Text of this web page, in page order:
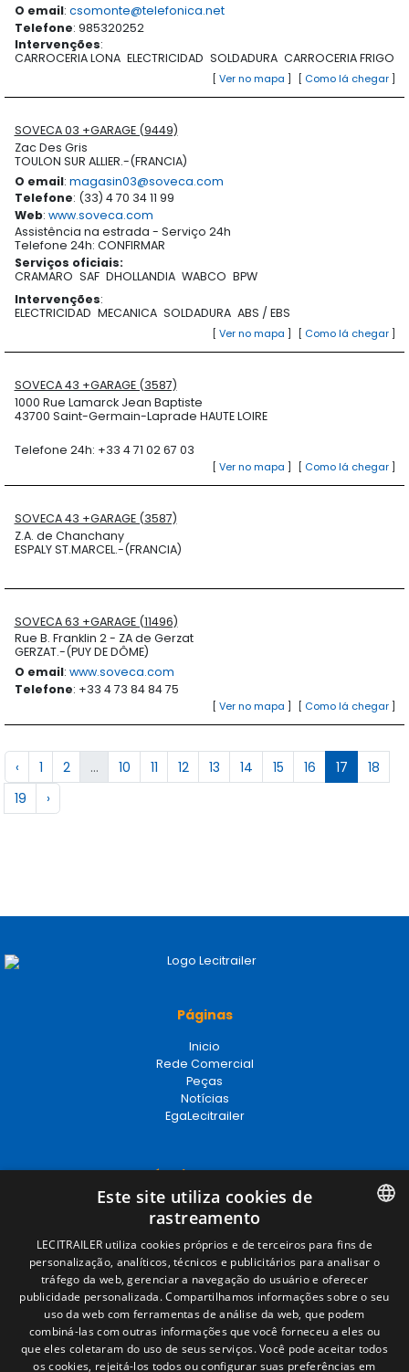
O email: csomonte@telefonica.net
Telefone: 985320252
Intervenções:
CARROCERIA LONA ELECTRICIDAD SOLDADURA CARROCERIA FRIGO
[ Como lá chegar]
[ Ver no mapa ]
SOVECA 03 +GARAGE (9449)
Zac Des Gris
TOULON SUR ALLIER.-(FRANCIA)
O email: magasin03@soveca.com
Telefone: (33) 4 70 34 11 99
Web: www.soveca.com
Assistência na estrada - Serviço 24h
Telefone 24h: CONFIRMAR
Serviços oficiais:
CRAMARO SAF DHOLLANDIA WABCO BPW
Intervenções:
ELECTRICIDAD MECANICA SOLDADURA ABS / EBS
[ Como lá chegar]
[ Ver no mapa ]
SOVECA 43 +GARAGE (3587)
1000 Rue Lamarck Jean Baptiste
43700 Saint-Germain-Laprade HAUTE LOIRE
Telefone 24h: +33 4 71 02 67 03
[ Como lá chegar]
[ Ver no mapa ]
SOVECA 43 +GARAGE (3587)
Z.A. de Chanchany
ESPALY ST.MARCEL.-(FRANCIA)
SOVECA 63 +GARAGE (11496)
Rue B. Franklin 2 - ZA de Gerzat
GERZAT.-(PUY DE DÔME)
O email: www.soveca.com
Telefone: +33 4 73 84 84 75
[ Como lá chegar]
[ Ver no mapa ]
‹ 1 2 ... 10 11 12 13 14 15 16 17
18
19
›
Páginas
Inicio
Rede Comercial
Peças
Notícias
EgaLecitrailer
Términos legales
Aviso legal
Política de privacidade
Política de cookies
Condições Gerais de Venda
Gerenciar cookies
Contacto
Camino de los Huertos, S/N. Apdo 100
SPANISH
ENGLISH
FRENCH
ITALIAN
Este site utiliza cookies de
rastreamento
LECITRAILER utiliza cookies próprios e de terceiros para fins de
personalização, analíticos, técnicos e publicitários para analisar o
tráfego da web, gerenciar a navegação do usuário e oferecer
publicidade personalizada. Compartilhamos informações sobre o seu
uso da web com ferramentas de análise da web, que podem
combiná-las com outras informações que você forneceu a eles ou
que eles coletaram do uso de seus serviços. Você pode aceitar todos
os cookies, rejeitá-los todos ou configurar suas preferências em